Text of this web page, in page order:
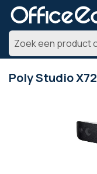
Poly Studio X72